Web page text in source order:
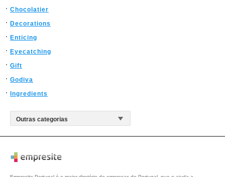
Chocolatier
Decorations
Enticing
Eyecatching
Gift
Godiva
Ingredients